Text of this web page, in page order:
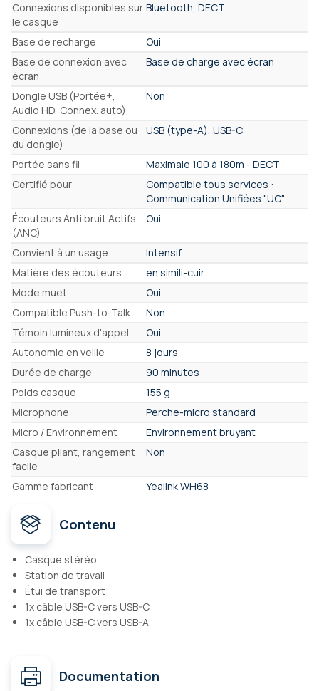
Connexions disponibles sur
le casque
Bluetooth, DECT
Base de recharge
Oui
Base de connexion avec
écran
Base de charge avec écran
Dongle USB (Portée+,
Audio HD, Connex. auto)
Non
Connexions (de la base ou
du dongle)
USB (type-A), USB-C
Portée sans fil
Maximale 100 à 180m - DECT
Certifié pour
Compatible tous services :
Communication Unifiées "UC"
Écouteurs Anti bruit Actifs
(ANC)
Oui
Convient à un usage
Intensif
Matière des écouteurs
en simili-cuir
Mode muet
Oui
Compatible Push-to-Talk
Non
Témoin lumineux d'appel
Oui
Autonomie en veille
8 jours
Durée de charge
90 minutes
Poids casque
155 g
Microphone
Perche-micro standard
Micro / Environnement
Environnement bruyant
Casque pliant, rangement
facile
Non
Gamme fabricant Yealink WH68
Contenu
Casque stéréo
Station de travail
Étui de transport
1x câble USB-C vers USB-C
1x câble USB-C vers USB-A
Documentation